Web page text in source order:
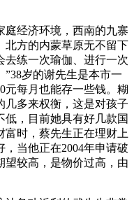
经济环境，西南的九寨
北方的内蒙草原无不留下
去练一次瑜伽、进行一次
岁的谢先生是本市一
元每月也能存一些钱。糊
几多来权衡，这是对孩子
低，目前她具有好几款国
富时，蔡先生正在理财上
当他正在2004年申请破
望较高，是物价过高，由